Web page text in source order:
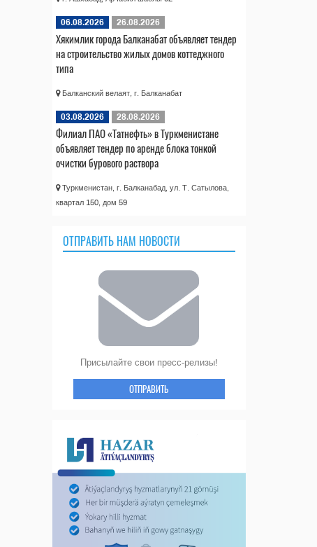
06.08.2026 26.08.2026
Хякимлик города Балканабат объявляет тендер
на строительство жилых домов коттеджного
типа
Балканский велаят, г. Балканабат
03.08.2026 28.08.2026
Филиал ПАО «Татнефть» в Туркменистане
объявляет тендер по аренде блока тонкой
очистки бурового раствора
Туркменистан, г. Балканабад, ул. Т. Сатылова,
квартал 150, дом 59
ОТПРАВИТЬ НАМ НОВОСТИ
Присылайте свои пресс-релизы!
ОТПРАВИТЬ